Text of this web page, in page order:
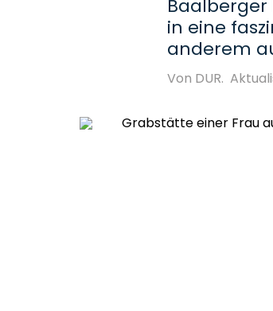
Baalberger
in eine
anderem
Von DUR.